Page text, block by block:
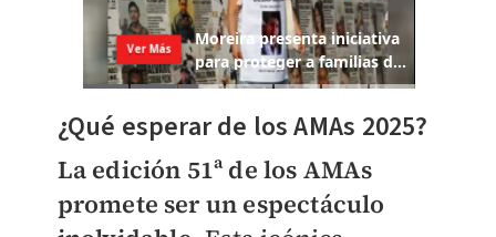
¿Qué esperar de los AMAs 2025?
La edición 51ª de los AMAs
promete ser un espectáculo